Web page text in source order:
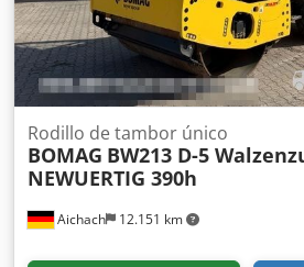
Aichach 12.151 km
Rodillo de tambor único
BOMAG BW213 D-5
NEWUERTIG 390h